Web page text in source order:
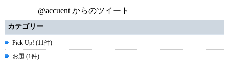
@accuent からのツイート
カテゴリー
Pick Up! (11件)
お題 (1件)